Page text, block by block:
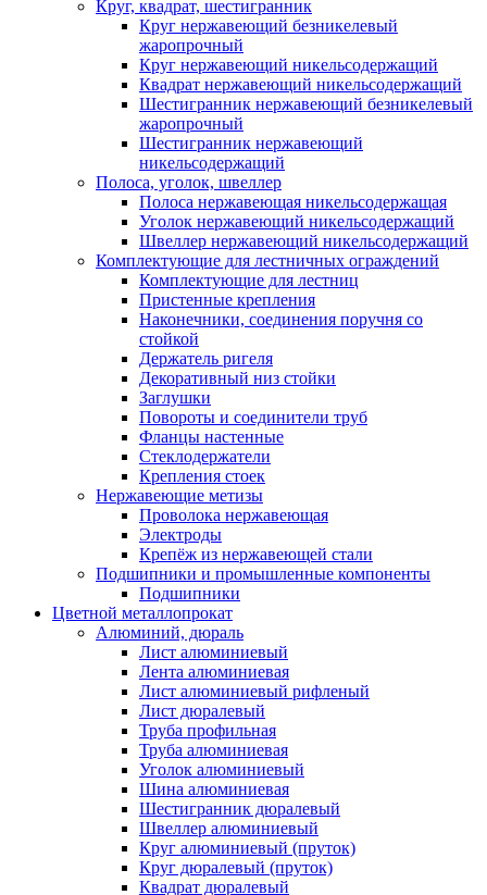
Круг, квадрат, шестигранник
Круг нержавеющий безникелевый
жаропрочный
Круг нержавеющий никельсодержащий
Квадрат нержавеющий никельсодержащий
Шестигранник нержавеющий безникелевый
жаропрочный
Шестигранник нержавеющий
никельсодержащий
Полоса, уголок, швеллер
Полоса нержавеющая никельсодержащая
Уголок нержавеющий никельсодержащий
Швеллер нержавеющий никельсодержащий
Комплектующие для лестничных ограждений
Комплектующие для лестниц
Пристенные крепления
Наконечники, соединения поручня со
стойкой
Держатель ригеля
Декоративный низ стойки
Заглушки
Повороты и соединители труб
Фланцы настенные
Стеклодержатели
Крепления стоек
Нержавеющие метизы
Проволока нержавеющая
Электроды
Крепёж из нержавеющей стали
Подшипники и промышленные компоненты
Подшипники
Цветной металлопрокат
Алюминий, дюраль
Лист алюминиевый
Лента алюминиевая
Лист алюминиевый рифленый
Лист дюралевый
Труба профильная
Труба алюминиевая
Уголок алюминиевый
Шина алюминиевая
Шестигранник дюралевый
Швеллер алюминиевый
Круг алюминиевый (пруток)
Круг дюралевый (пруток)
Квадрат дюралевый